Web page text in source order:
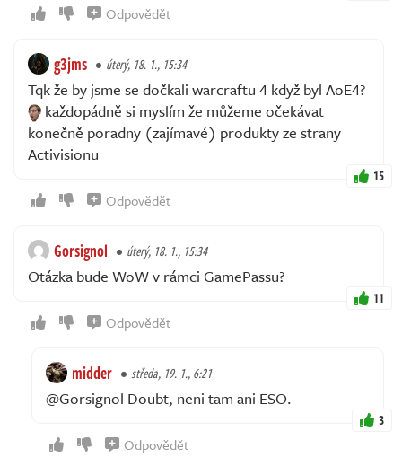
Odpovědět
g3jms úterý, 18. 1., 15:34
Tqk že by jsme se dočkali warcraftu 4 když byl AoE4?
každopádně si myslím že můžeme očekávat
konečně poradny (zajímavé) produkty ze strany
Activisionu
15
Odpovědět
Gorsignol úterý, 18. 1., 15:34
Otázka bude WoW v rámci GamePassu?
11
Odpovědět
midder středa, 19. 1., 6:21
@Gorsignol Doubt, neni tam ani ESO.
3
Odpovědět